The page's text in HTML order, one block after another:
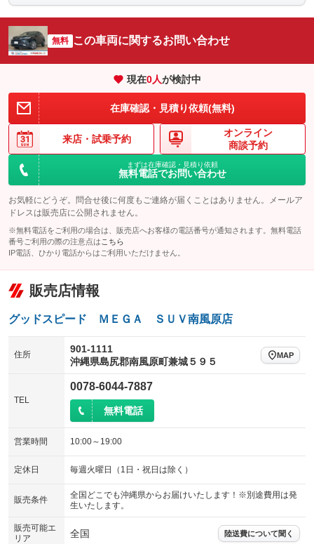
：装備なし ：装備あり
サイドカメラ
：装備あり ルーフレール
：装備なし
：装備なし
：装備なし
無料 この車両に関するお問い合わせ
現在0人が検討中
在庫確認・見積り依頼(無料)
来店・ 試乗予約
オンライン
商談予約
まずは在庫確認・見積り依頼
無料電話でお問い合わせ
お気軽にどうぞ。問合せ後に何度もご連絡が届くことはありません。メールア
ドレスは販売店に公開されません。
※無料電話をご利用の場合は、販売店へお客様の電話番号が通知されます。無料電話
番号ご利用の際の注意点は こちら
IP電話、ひかり電話からはご利用いただけません。
販売店情報
グッドスピード ＭＥＧＡ ＳＵＶ南風原店
住所
901-1111
沖縄県島尻郡南風原町兼城５９５
MAP
TEL
0078-6044-7887
無料電話
営業時間 10:00～19:00
定休日 毎週火曜日（1日・祝日は除く）
販売条件
全国どこでも沖縄県からお届けいたします！※別途費用は発
生いたします。
販売可能エ
リア
全国 陸送費について聞く